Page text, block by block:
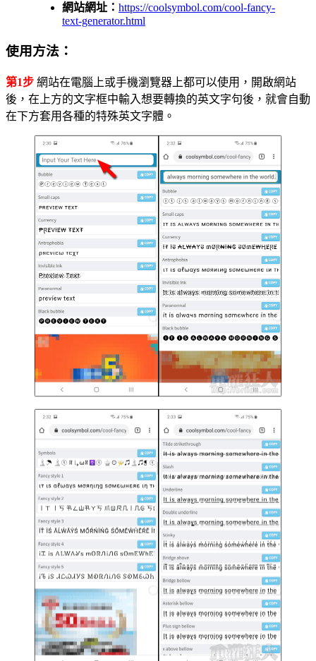
網站網址： https://coolsymbol.com/cool-fancy-
text-generator.html
使用方法：
第1步 網站在電腦上或手機瀏覽器上都可以使用，開啟網站
後，在上方的文字框中輸入想要轉換的英文字句後，就會自動
在下方套用各種的特殊英文字體。